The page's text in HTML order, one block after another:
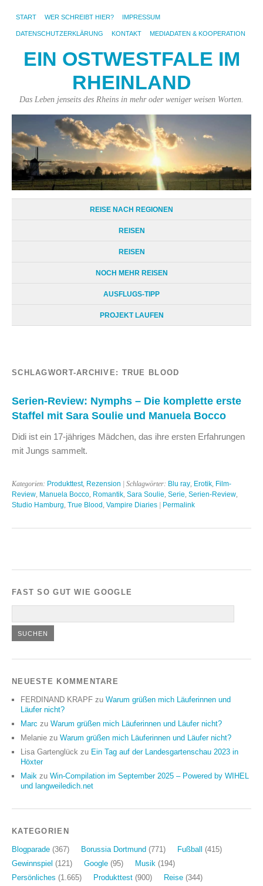
START WER SCHREIBT HIER? IMPRESSUM
DATENSCHUTZERKLÄRUNG KONTAKT MEDIADATEN & KOOPERATION
EIN OSTWESTFALE IM
RHEINLAND
Das Leben jenseits des Rheins in mehr oder weniger weisen Worten.
REISE NACH REGIONEN
REISEN
REISEN
NOCH MEHR REISEN
AUSFLUGS-TIPP
PROJEKT LAUFEN
SCHLAGWORT-ARCHIVE: TRUE BLOOD
Serien-Review: Nymphs – Die komplette erste
Staffel mit Sara Soulie und Manuela Bocco
Didi ist ein 17-jähriges Mädchen, das ihre ersten Erfahrungen
mit Jungs sammelt.
Kategorien: Produkttest, Rezension | Schlagwörter: Blu ray Erotik Film-
Review Manuela Bocco Romantik Sara Soulie Serie Serien-Review
Studio Hamburg True Blood Vampire Diaries | Permalink
FAST SO GUT WIE GOOGLE
NEUESTE KOMMENTARE
FERDINAND KRAPF zu Warum grüßen mich Läuferinnen und
Läufer nicht?
Marc zu Warum grüßen mich Läuferinnen und Läufer nicht?
Melanie zu Warum grüßen mich Läuferinnen und Läufer nicht?
Lisa Gartenglück zu Ein Tag auf der Landesgartenschau 2023 in
Höxter
Maik zu Win-Compilation im September 2025 – Powered by WIHEL
und langweiledich.net
KATEGORIEN
Blogparade (367) Borussia Dortmund (771) Fußball
(415)
Gewinnspiel (121) Google (95) Musik (194)
Persönliches (1.665) Produkttest (900) Reise (344)